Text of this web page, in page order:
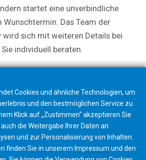
startet eine unverbindliche
Das Team der
wird sich mit weiteren Details bei
individuell beraten.
Cookies und ähnliche Technologien, um
und den bestmöglichen Service zu
Klick auf „Zustimmen“ akzeptieren Sie
die Weitergabe Ihrer Daten an
und zur Personalisierung von Inhalten.
finden Sie in unserem Impressum und den